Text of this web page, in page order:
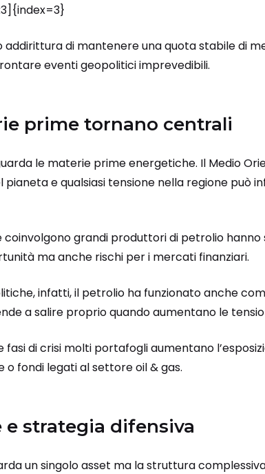
addirittura di mantenere una quota stabile di
eventi geopolitici imprevedibili.
prime tornano centrali
le materie prime energetiche. Il Medio
e qualsiasi tensione nella regione può
grandi produttori di petrolio hanno
ma anche rischi per i mercati finanziari.
infatti, il petrolio ha funzionato anche
a salire proprio quando aumentano le
di crisi molti portafogli aumentano
fondi legati al settore oil & gas.
e strategia difensiva
un singolo asset ma la struttura